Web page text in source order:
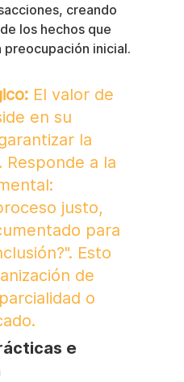
creando
los hechos que
inicial.
El valor de
en su
la
Responde a la
justo,
para
Esto
de
o
e